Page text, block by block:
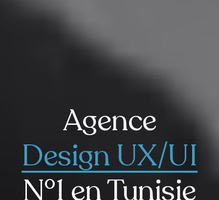
Agence
Design UX/UI
N°1 en Tunisie